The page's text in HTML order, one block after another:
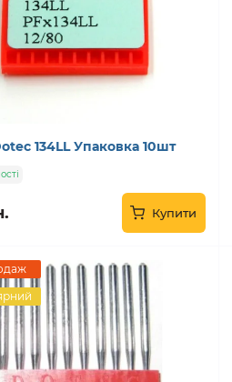
134LL Упаковка 10шт
Купити